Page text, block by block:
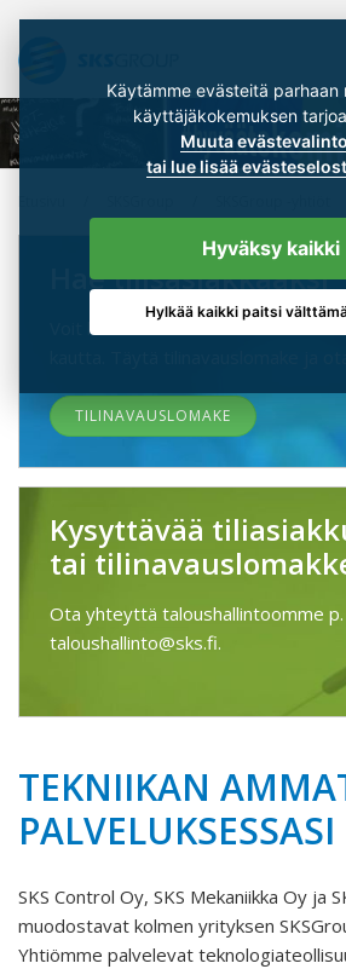
Hae tilisasiakkaaksi
Voit hakea meiltä tiliasiakkuutta alla
TILINAVAUSLOMAKE
Kysyttävää
tai
Ota yhteyttä taloushallintoomme
taloushallinto@sks.fi.
TEKNIIKAN
PALVELUKSESSASI
SKS Control Oy, SKS Mekaniikka Oy ja
muodostavat kolmen yrityksen
Yhtiömme palvelevat
Käytämme evästeitä parhaan
Muuta
tai lue lisää
Hyväksy kaikki
Hylkää kaikki paitsi